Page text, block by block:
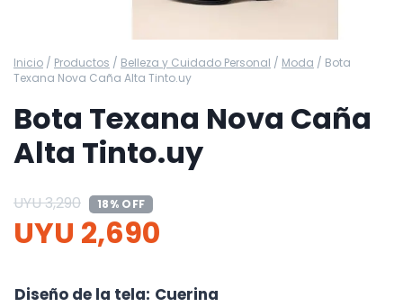
Inicio / Productos / Belleza y Cuidado Personal / Moda / Bota
Texana Nova Caña Alta Tinto.uy
Bota Texana Nova Caña
Alta Tinto.uy
UYU3,290 18% OFF
UYU 2,690
Diseño de la tela: Cuerina